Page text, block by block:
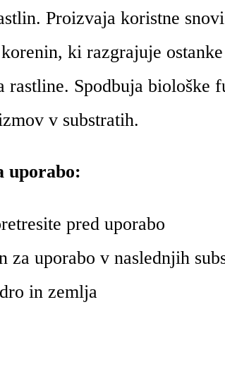
Proizvaja koristne
ki razgrajuje
rastline. Spodbuja biološke
v substratih.
uporabo:
pred uporabo
za uporabo v naslednjih
in zemlja